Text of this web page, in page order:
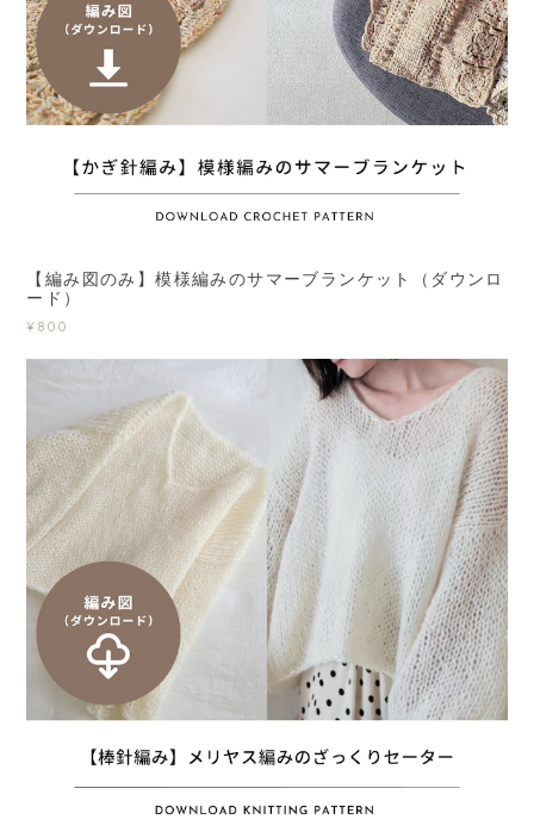
【編み図のみ】模様編みのサマーブランケット（ダウンロ
ード）
¥800